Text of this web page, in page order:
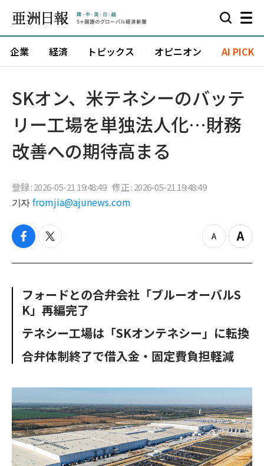
企業 経済 トピックス オピニオン AI PICK
SKオン、米テネシーのバッテ
リー工場を単独法人化…財務
改善への期待高まる
登録 : 2026-05-21 19:48:49 修正 : 2026-05-21 19:48:49
기자 fromjia@ajunews.com
f
c
o
o
t
i
e
r
z
o
u
Z
o
n
フォードとの合弁会社「ブルーオーバルS
K」再編完了
テネシー工場は「SKオンテネシー」に転換
合弁体制終了で借入金・固定費負担軽減